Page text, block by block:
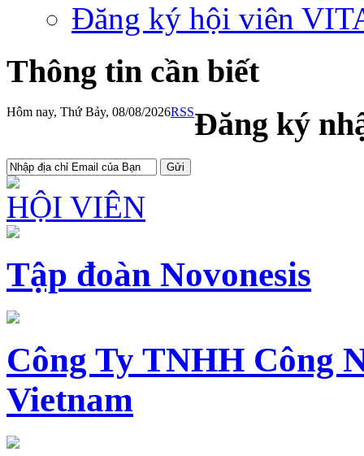
Đăng ký hội viên
Thông tin cần biết
Hôm nay, Thứ Bảy, 08/08/2026RSSĐăng ký
HỘI VIÊN
Tập đoàn Novonesis
Công Ty TNHH Công
Vietnam